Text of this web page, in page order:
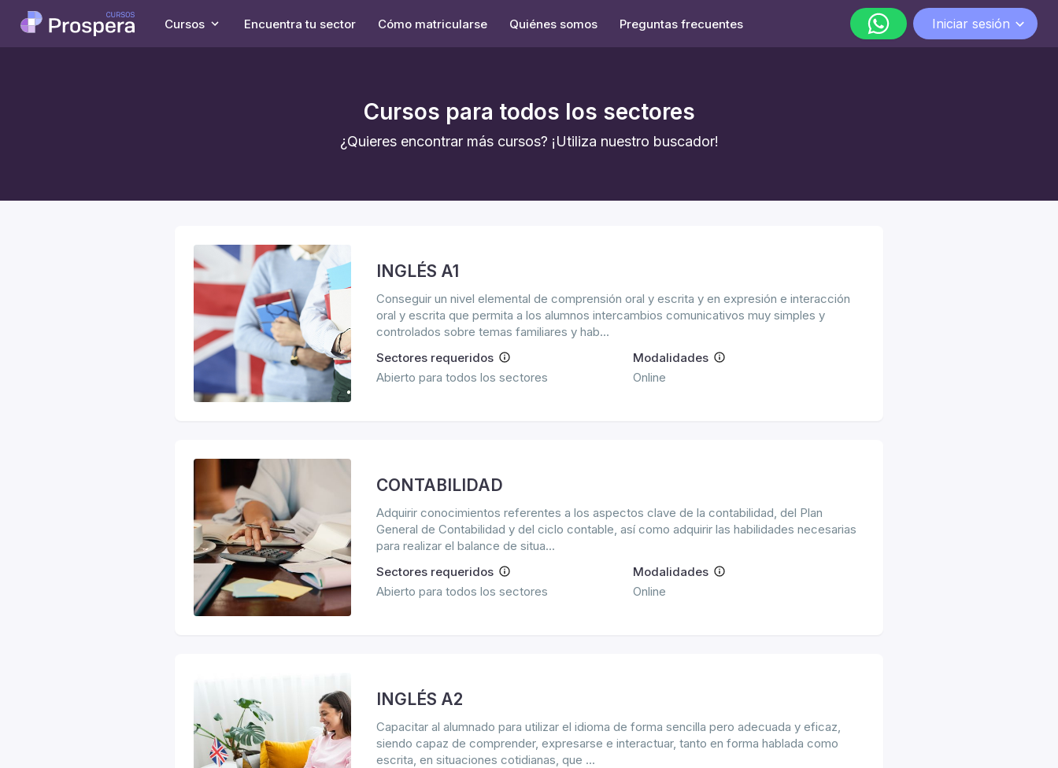
Cursos Encuentra tu sector Cómo matricularse Quiénes somos Preguntas frecuentes Iniciar sesión
Cursos para todos los sectores
¿Quieres encontrar más cursos? ¡Utiliza nuestro buscador!
INGLÉS A1
Conseguir un nivel elemental de comprensión oral y escrita y en expresión e interacción
oral y escrita que permita a los alumnos intercambios comunicativos muy simples y
controlados sobre temas familiares y hab...
Sectores requeridos
Abierto para todos los sectores
Modalidades
Online
CONTABILIDAD
Adquirir conocimientos referentes a los aspectos clave de la contabilidad, del Plan
General de Contabilidad y del ciclo contable, así como adquirir las habilidades necesarias
para realizar el balance de situa...
Sectores requeridos
Abierto para todos los sectores
Modalidades
Online
INGLÉS A2
Capacitar al alumnado para utilizar el idioma de forma sencilla pero adecuada y eficaz,
siendo capaz de comprender, expresarse e interactuar, tanto en forma hablada como
escrita, en situaciones cotidianas, que ...